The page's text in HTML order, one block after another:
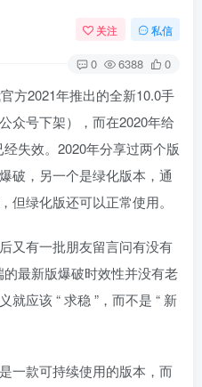
关注 私信
0 6388 0
方2021年推出的全新10.0手
众号下架），而在2020年给
失效。2020年分享过两个版
破，另一个是绿化版本，通
但绿化版还可以正常使用。
又有一批朋友留言问有没有
最新版爆破时效性并没有老
就应该 “ 求稳 ”，而不是 “ 新
一款可持续使用的版本，而